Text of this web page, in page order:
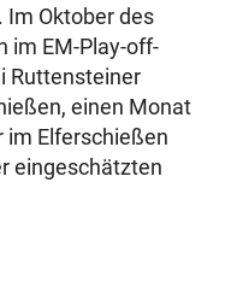
Im Oktober des
im EM-Play-off-
Ruttensteiner
einen Monat
im Elferschießen
eingeschätzten